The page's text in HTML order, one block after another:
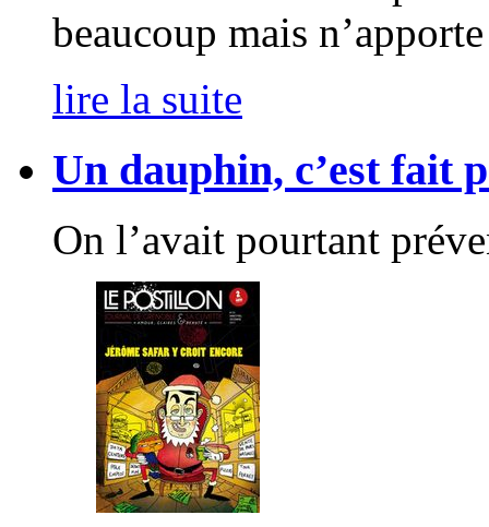
beaucoup mais
lire la suite
Un dauphin, c’est fait
On l’avait pourtant